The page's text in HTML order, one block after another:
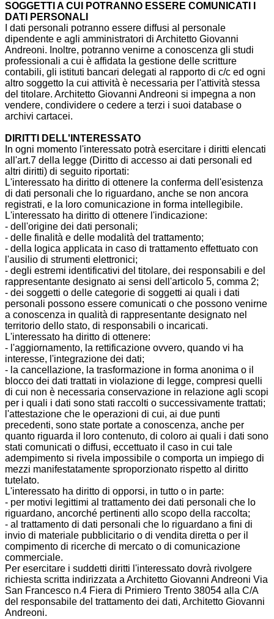
SOGGETTI A CUI POTRANNO ESSERE COMUNICATI I
DATI PERSONALI
I dati personali potranno essere diffusi al personale
dipendente e agli amministratori di Architetto Giovanni
Andreoni. Inoltre, potranno venirne a conoscenza gli studi
professionali a cui è affidata la gestione delle scritture
contabili, gli istituti bancari delegati al rapporto di c/c ed ogni
altro soggetto la cui attività è necessaria per l'attività stessa
del titolare. Architetto Giovanni Andreoni si impegna a non
vendere, condividere o cedere a terzi i suoi database o
archivi cartacei.
DIRITTI DELL'INTERESSATO
In ogni momento l'interessato potrà esercitare i diritti elencati
all'art.7 della legge (Diritto di accesso ai dati personali ed
altri diritti) di seguito riportati:
L'interessato ha diritto di ottenere la conferma dell'esistenza
di dati personali che lo riguardano, anche se non ancora
registrati, e la loro comunicazione in forma intellegibile.
L'interessato ha diritto di ottenere l'indicazione:
- dell'origine dei dati personali;
- delle finalità e delle modalità del trattamento;
- della logica applicata in caso di trattamento effettuato con
l'ausilio di strumenti elettronici;
- degli estremi identificativi del titolare, dei responsabili e del
rappresentante designato ai sensi dell'articolo 5, comma 2;
- dei soggetti o delle categorie di soggetti ai quali i dati
personali possono essere comunicati o che possono venirne
a conoscenza in qualità di rappresentante designato nel
territorio dello stato, di responsabili o incaricati.
L'interessato ha diritto di ottenere:
- l'aggiornamento, la rettificazione ovvero, quando vi ha
interesse, l'integrazione dei dati;
- la cancellazione, la trasformazione in forma anonima o il
blocco dei dati trattati in violazione di legge, compresi quelli
di cui non è necessaria conservazione in relazione agli scopi
per i quali i dati sono stati raccolti o successivamente trattati;
l'attestazione che le operazioni di cui, ai due punti
precedenti, sono state portate a conoscenza, anche per
quanto riguarda il loro contenuto, di coloro ai quali i dati sono
stati comunicati o diffusi, eccettuato il caso in cui tale
adempimento si rivela impossibile o comporta un impiego di
mezzi manifestatamente sproporzionato rispetto al diritto
tutelato.
L'interessato ha diritto di opporsi, in tutto o in parte:
- per motivi legittimi al trattamento dei dati personali che lo
riguardano, ancorché pertinenti allo scopo della raccolta;
- al trattamento di dati personali che lo riguardano a fini di
invio di materiale pubblicitario o di vendita diretta o per il
compimento di ricerche di mercato o di comunicazione
commerciale.
Per esercitare i suddetti diritti l'interessato dovrà rivolgere
richiesta scritta indirizzata a Architetto Giovanni Andreoni Via
San Francesco n.4 Fiera di Primiero Trento 38054 alla C/A
del responsabile del trattamento dei dati, Architetto Giovanni
Andreoni.